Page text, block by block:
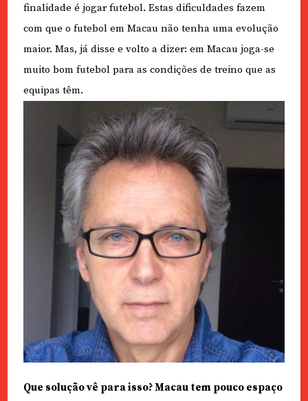
finalidade é jogar futebol. Estas dificuldades fazem
com que o futebol em Macau não tenha uma evolução
maior. Mas, já disse e volto a dizer: em Macau joga-se
muito bom futebol para as condições de treino que as
equipas têm.
Que solução vê para isso? Macau tem pouco espaço